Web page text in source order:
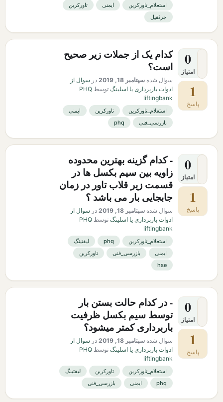
استعلام_تاورکرین
ایمنی
تاورکرین
جرثقیل
0
امتیاز
1
پاسخ
کدام یک از جملات زیر صحیح
است؟
سوال شده سپتامبر 18, 2019 در سوال از
ادوات باربرداری یا اسلینگ توسط PHQ
liftingbank
استعلام_تاورکرین تاورکرین
ایمنی
بازرسی_فنی
phq
0
امتیاز
1
پاسخ
- کدام گزینه بهترین محدوده
زاویه بین سیم بکسل ها در
قسمت زیر قلاب تاور در زمان
جابجایی بار می باشد ؟
سوال شده سپتامبر 18, 2019 در سوال از
ادوات باربرداری یا اسلینگ توسط PHQ
liftingbank
استعلام_تاورکرین phq
لیفتینگ
ایمنی
بازرسی_فنی
تاورکرین
hse
0
امتیاز
1
پاسخ
- در کدام حالت بستن بار
توسط سیم بکسل ظرفیت
باربرداری کمتر میشود؟
سوال شده سپتامبر 18, 2019 در سوال از
ادوات باربرداری یا اسلینگ توسط PHQ
liftingbank
استعلام_تاورکرین تاورکرین
لیفتینگ
phq
ایمنی بازرسی_فنی